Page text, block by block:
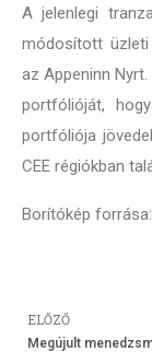
A jelenlegi
módosított üzleti
az Appeninn
portfólióját,
portfóliója
CEE régiókban
Borítókép
ELŐZŐ